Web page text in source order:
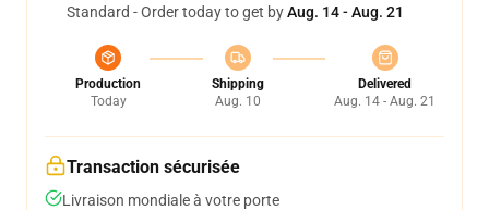
Standard - Order today to get byAug. 14 - Aug. 21
Production
Today
Shipping
Aug. 10
Delivered
Aug. 14 - Aug. 21
Transaction sécurisée
Livraison mondiale à votre porte